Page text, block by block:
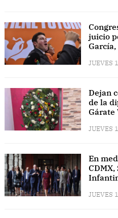
juicio
JUEVES
Dejan
de la
Gárate
JUEVES
En
JUEVES